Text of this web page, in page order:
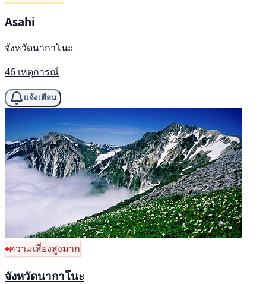
Asahi
จังหวัดนากาโนะ
46 เหตุการณ์
แจ้งเตือน
ความเสี่ยงสูงมาก
จังหวัดนากาโนะ